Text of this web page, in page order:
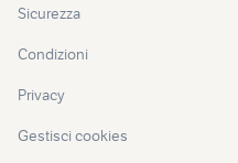
Sicurezza
Condizioni
Privacy
Gestisci cookies